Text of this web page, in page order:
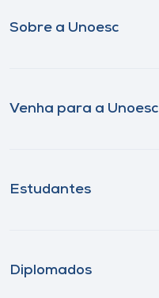
Sobre a Unoesc
Venha para a Unoesc
Estudantes
Diplomados